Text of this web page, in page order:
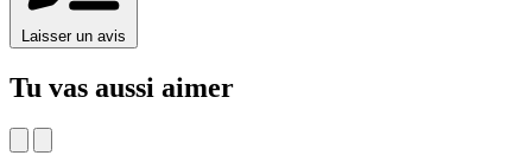
Laisser un avis
Tu vas aussi aimer